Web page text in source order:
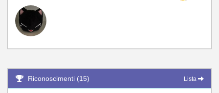
Riconoscimenti (15) Lista